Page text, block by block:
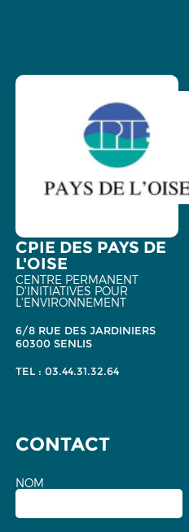
CPIE DES PAYS DE
L'OISE
CENTRE PERMANENT
D'INITIATIVES POUR
L'ENVIRONNEMENT
6/8 RUE DES JARDINIERS
60300 SENLIS
TEL : 03.44.31.32.64
CONTACT
NOM